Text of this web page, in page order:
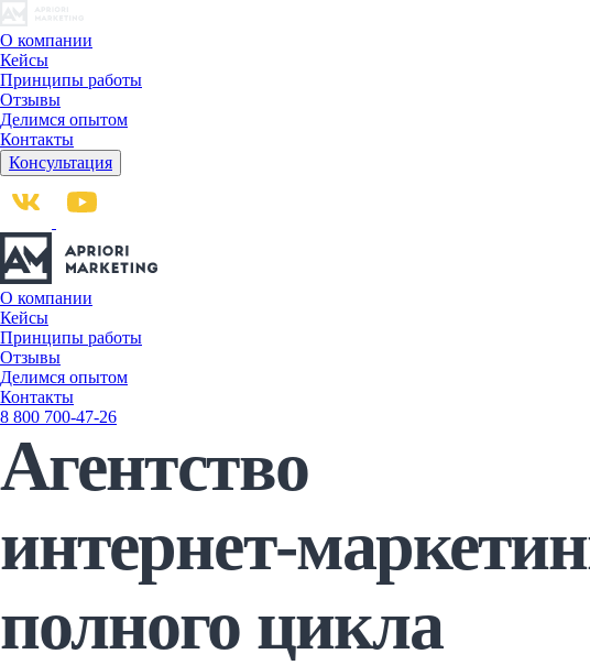
О компании
Кейсы
Принципы работы
Отзывы
Делимся опытом
Контакты
Консультация
О компании
Кейсы
Принципы работы
Отзывы
Делимся опытом
Контакты
8 800 700-47-26
Агентство
интернет-
полного цикла